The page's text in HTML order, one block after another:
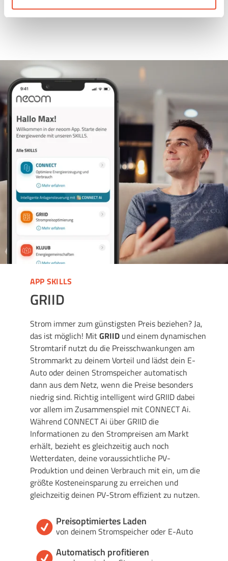
Datenschutzbestimmungenund neoomAGBs.
APP SKILLS
GRIID
Strom immer zum günstigsten Preis beziehen? Ja,
das ist möglich! MitGRIIDund einem dynamischen
Stromtarif nutzt du die Preisschwankungen am
Strommarkt zu deinem Vorteil und lädst dein E-
Auto oder deinen Stromspeicher automatisch
dann aus dem Netz, wenn die Preise besonders
niedrig sind. Richtig intelligent wird GRIID dabei
vor allem im Zusammenspiel mit CONNECT Ai.
Während CONNECT Ai über GRIID die
Informationen zu den Strompreisen am Markt
erhält, bezieht es gleichzeitig auch noch
Wetterdaten, deine voraussichtliche PV-
Produktion und deinen Verbrauch mit ein, um die
größte Kosteneinsparung zu erreichen und
gleichzeitig deinen PV-Strom effizient zu nutzen.
Preisoptimiertes Laden
von deinem Stromspeicher oder E-Auto
Automatisch profitieren